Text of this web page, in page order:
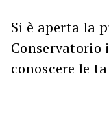
Si è aperta la
conoscere le